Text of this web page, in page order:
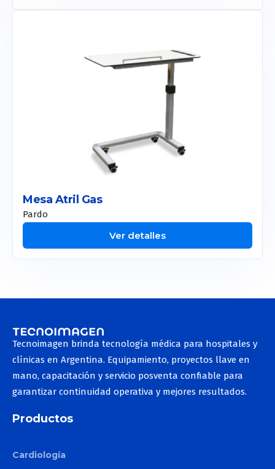
Mesa Atril Gas
Pardo
Ver detalles
Tecnoimagen brinda tecnología médica para hospitales y
clínicas en Argentina. Equipamiento, proyectos llave en
mano, capacitación y servicio posventa confiable para
garantizar continuidad operativa y mejores resultados.
Productos
Cardiología